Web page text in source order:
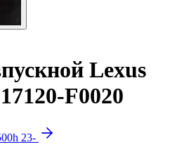
Lexus
F0020
23-